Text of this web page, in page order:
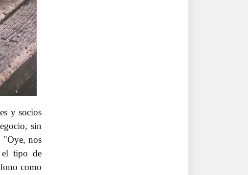
y socios
sin
"Oye, nos
el tipo de
como